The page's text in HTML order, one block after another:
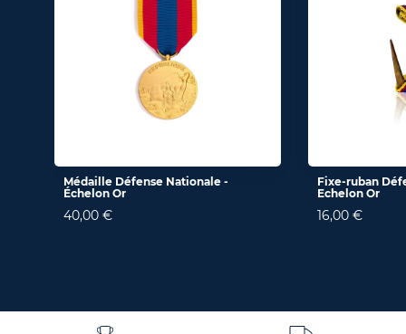
Médaille Défense Nationale -
Échelon Or
40,00 €
Fixe-ruban
Echelon Or
16,00 €